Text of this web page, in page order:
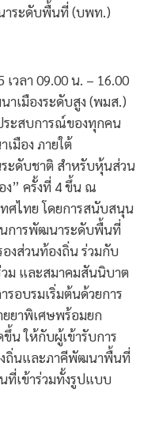
าระดับพื้นที่ (บพท.)
ลา 09.00 น. – 16.00
เมืองระดับสูง (พมส.)
ะสบการณ์ของทุกคน
มือง ภายใต้
ระดับชาติ สำหรับหุ้นส่วน
ง” ครั้งที่ 4 ขึ้น ณ
ศไทย โดยการสนับสนุน
การพัฒนาระดับพื้นที่
งส่วนท้องถิ่น ร่วมกับ
ม และสมาคมสันนิบาต
รอบรมเริ่มต้นด้วยการ
ยาพิเศษพร้อมยก
น ให้กับผู้เข้ารับการ
งถิ่นและภาคีพัฒนาพื้นที่
ที่เข้าร่วมทั้งรูปแบบ